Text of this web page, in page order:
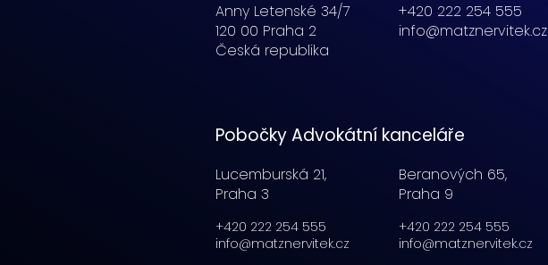
Anny Letenské 34/7
120 00 Praha 2
Česká republika
+420 222 254 555
info@matznervitek.cz
Pobočky Advokátní kanceláře
Lucemburská 21,
Praha 3
+420 222 254 555
info@matznervitek.cz
Beranových 65,
Praha 9
+420 222 254 555
info@matznervitek.cz